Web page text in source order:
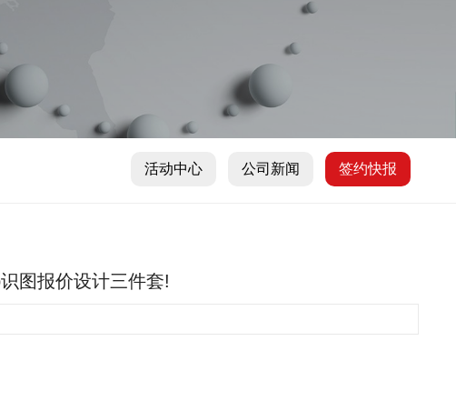
活动中心 公司新闻 签约快报
图报价设计三件套!